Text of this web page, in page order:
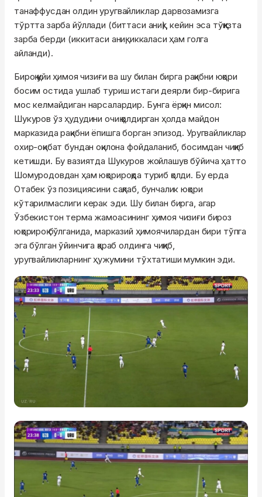
танаффусдан олдин уругвайликлар дарвозамизга
тўртта зарба йўллади (биттаси аниқ), кейин эса тўққизта
зарба берди (иккитаси аниқ, иккаласи ҳам голга
айланди).
Бироқ қуйи ҳимоя чизиғи ва шу билан бирга рақибни юқори
босим остида ушлаб туриш истаги деярли бир-бирига
мос келмайдиган нарсалардир. Бунга ёрқин мисол:
Шукуров ўз ҳудудини очиқ қолдирган ҳолда майдон
марказида рақибни ёпишга борган эпизод. Уругвайликлар
охир-оқибат бундан оқилона фойдаланиб, босимдан чиқиб
кетишди. Бу вазиятда Шукуров жойлашув бўйича ҳатто
Шомуродовдан ҳам юқорироқда туриб қолди. Бу ерда
Отабек ўз позициясини сақлаб, бунчалик юқори
кўтарилмаслиги керак эди. Шу билан бирга, агар
Ўзбекистон терма жамоасининг ҳимоя чизиғи бироз
юқорироқ бўлганида, марказий ҳимоячилардан бири тўпга
эга бўлган ўйинчига қараб олдинга чиқиб,
уругвайликларнинг ҳужумини тўхтатиши мумкин эди.